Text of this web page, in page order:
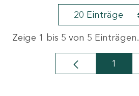
20 Einträge
Zeige 1 bis 5 von 5 Einträgen.
Seite
1